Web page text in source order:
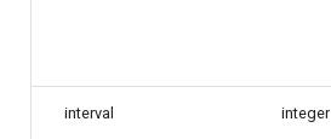
interval integer